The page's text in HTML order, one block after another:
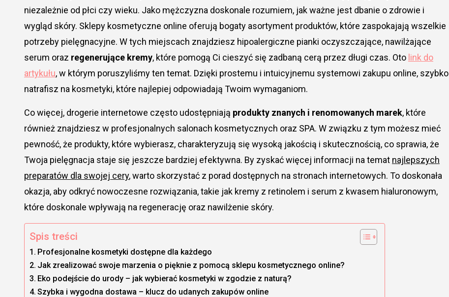
niezależnie od płci czy wieku. Jako mężczyzna doskonale rozumiem, jak ważne jest dbanie o zdrowie i
wygląd skóry. Sklepy kosmetyczne online oferują bogaty asortyment produktów, które zaspokajają wszelkie
potrzeby pielęgnacyjne. W tych miejscach znajdziesz hipoalergiczne pianki oczyszczające, nawilżające
serum oraz regenerujące kremy, które pomogą Ci cieszyć się zadbaną cerą przez długi czas. Oto link do
artykułu, w którym poruszyliśmy ten temat. Dzięki prostemu i intuicyjnemu systemowi zakupu online, szybko
natrafisz na kosmetyki, które najlepiej odpowiadają Twoim wymaganiom.
Co więcej, drogerie internetowe często udostępniają produkty znanych i renomowanych marek, które
również znajdziesz w profesjonalnych salonach kosmetycznych oraz SPA. W związku z tym możesz mieć
pewność, że produkty, które wybierasz, charakteryzują się wysoką jakością i skutecznością, co sprawia, że
Twoja pielęgnacja staje się jeszcze bardziej efektywna. By zyskać więcej informacji na temat najlepszych
preparatów dla swojej cery, warto skorzystać z porad dostępnych na stronach internetowych. To doskonała
okazja, aby odkryć nowoczesne rozwiązania, takie jak kremy z retinolem i serum z kwasem hialuronowym,
które doskonale wpływają na regenerację oraz nawilżenie skóry.
Spis treści
Profesjonalne kosmetyki dostępne dla każdego
Jak zrealizować swoje marzenia o pięknie z pomocą sklepu kosmetycznego online?
Eko podejście do urody – jak wybierać kosmetyki w zgodzie z naturą?
Szybka i wygodna dostawa – klucz do udanych zakupów online